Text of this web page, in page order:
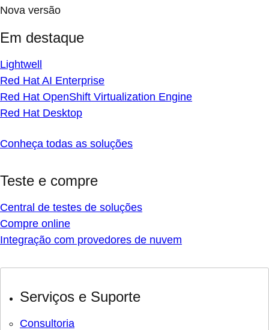
Nova versão
Em destaque
Lightwell
Red Hat AI Enterprise
Red Hat OpenShift Virtualization Engine
Red Hat Desktop
Conheça todas as soluções
Teste e compre
Central de testes de soluções
Compre online
Integração com provedores de nuvem
Serviços e Suporte
Consultoria